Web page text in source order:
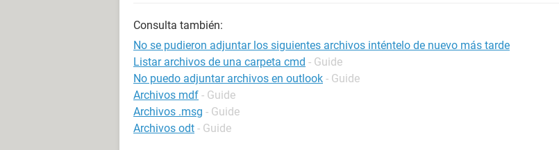
Consulta también:
No se pudieron adjuntar los siguientes archivos inténtelo de nuevo más tarde
Listar archivos de una carpeta cmd - Guide
No puedo adjuntar archivos en outlook - Guide
Archivos mdf - Guide
Archivos .msg - Guide
Archivos odt - Guide